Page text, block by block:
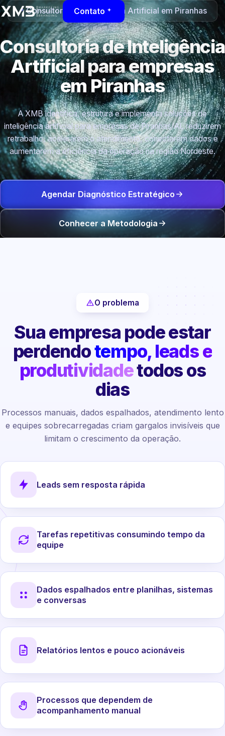
Contato
Consultoria de Inteligência Artificial em Piranhas
Consultoria de Inteligência
Artificial para empresas
em Piranhas
A XMB identifica, estrutura e implementa soluções de
inteligência artificial para empresas de Piranhas/AL reduzirem
retrabalho, acelerarem o atendimento, conectarem dados e
aumentarem a eficiência da operação na região Nordeste.
Agendar Diagnóstico Estratégico
Conhecer a Metodologia
O problema
Sua empresa pode estar
perdendotempo, leads e
produtividadetodos os
dias
Processos manuais, dados espalhados, atendimento lento
e equipes sobrecarregadas criam gargalos invisíveis que
limitam o crescimento da operação.
Leads sem resposta rápida
Tarefas repetitivas consumindo tempo da
equipe
Dados espalhados entre planilhas, sistemas
e conversas
Relatórios lentos e pouco acionáveis
Processos que dependem de
acompanhamento manual